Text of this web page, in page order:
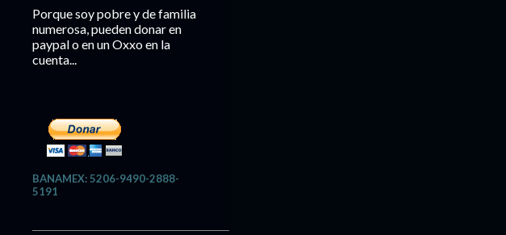
Porque soy pobre y de familia
numerosa, pueden donar en
paypal o en un Oxxo en la
cuenta...
BANAMEX: 5206-9490-2888-
5191